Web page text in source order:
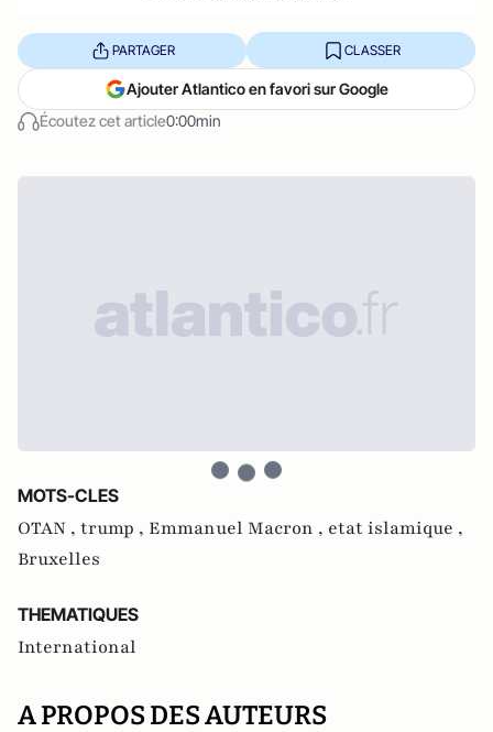
Écoutez cet article0:00min
PARTAGER CLASSER
Ajouter Atlantico en favori sur Google
MOTS-CLES
OTAN , trump , Emmanuel Macron , etat islamique ,
Bruxelles
THEMATIQUES
International
A PROPOS DES AUTEURS